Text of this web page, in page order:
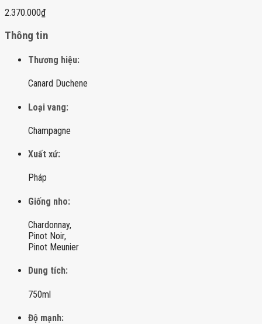
2.370.000₫
Thông tin
Thương hiệu:
Canard Duchene
Loại vang:
Champagne
Xuất xứ:
Pháp
Giống nho:
Chardonnay,
Pinot Noir,
Pinot Meunier
Dung tích:
750ml
Độ mạnh: